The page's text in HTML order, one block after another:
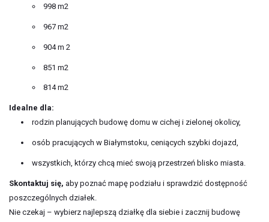
998 m2
967 m2
904 m 2
851 m2
814 m2
Idealne dla:
rodzin planujących budowę domu w cichej i zielonej okolicy,
osób pracujących w Białymstoku, ceniących szybki dojazd,
wszystkich, którzy chcą mieć swoją przestrzeń blisko miasta.
Skontaktuj się, aby poznać mapę podziału i sprawdzić dostępność
poszczególnych działek.
Nie czekaj – wybierz najlepszą działkę dla siebie i zacznij budowę